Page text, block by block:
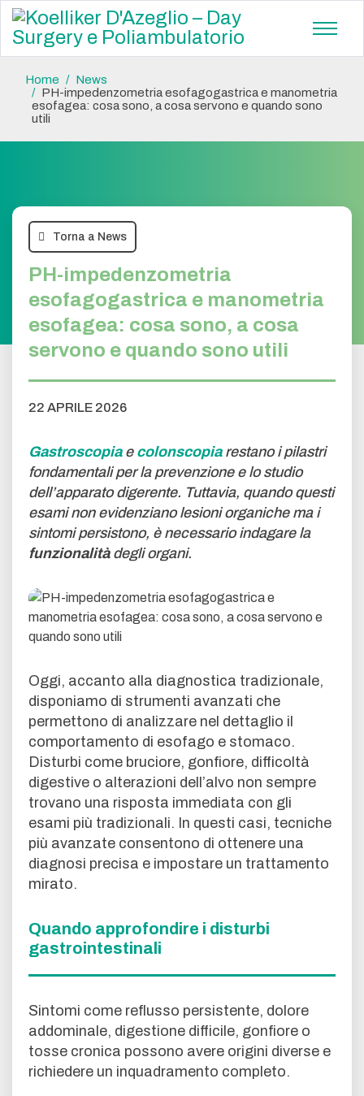
Home
News
PH-impedenzometria esofagogastrica e manometria
esofagea: cosa sono, a cosa servono e quando sono
utili
PH-impedenzometria
esofagogastrica e manometria
esofagea: cosa sono, a cosa
servono e quando sono utili
Torna a News
22 APRILE 2026
Gastroscopiae colonscopiarestano i pilastri
fondamentali per la prevenzione e lo studio
dell’apparato digerente. Tuttavia, quando questi
esami non evidenziano lesioni organiche ma i
sintomi persistono, è necessario indagare la
funzionalitàdegli organi.
Oggi, accanto alla diagnostica tradizionale,
disponiamo di strumenti avanzati che
permettono di analizzare nel dettaglio il
comportamento di esofago e stomaco.
Disturbi come bruciore, gonfiore, difficoltà
digestive o alterazioni dell’alvo non sempre
trovano una risposta immediata con gli
esami più tradizionali. In questi casi, tecniche
più avanzate consentono di ottenere una
diagnosi precisa e impostare un trattamento
mirato.
Quando approfondire i disturbi
gastrointestinali
Sintomi come reflusso persistente, dolore
addominale, digestione difficile, gonfiore o
tosse cronica possono avere origini diverse e
richiedere un inquadramento completo.